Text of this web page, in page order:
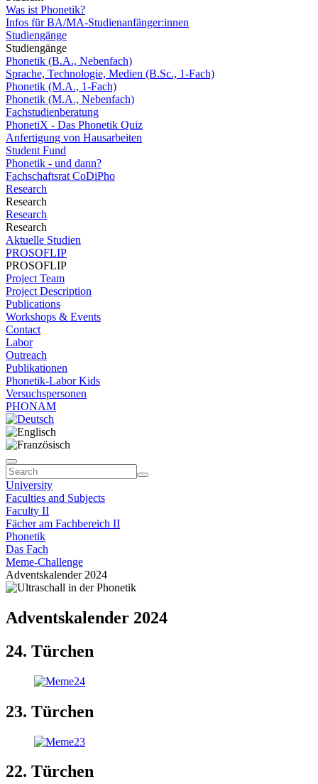
Was ist Phonetik?
Infos für BA/MA-Studienanfänger:innen
Studiengänge
Studiengänge
Phonetik (B.A., Nebenfach)
Sprache, Technologie, Medien (B.Sc., 1-Fach)
Phonetik (M.A., 1-Fach)
Phonetik (M.A., Nebenfach)
Fachstudienberatung
PhonetiX - Das Phonetik Quiz
Anfertigung von Hausarbeiten
Student Fund
Phonetik - und dann?
Fachschaftsrat CoDiPho
Research
Research
Research
Research
Aktuelle Studien
PROSOFLIP
PROSOFLIP
Project Team
Project Description
Publications
Workshops & Events
Contact
Labor
Outreach
Publikationen
Phonetik-Labor Kids
Versuchspersonen
PHONAM
University
Faculties and Subjects
Faculty II
Fächer am Fachbereich II
Phonetik
Das Fach
Meme-Challenge
Adventskalender 2024
Adventskalender 2024
24. Türchen
23. Türchen
22. Türchen